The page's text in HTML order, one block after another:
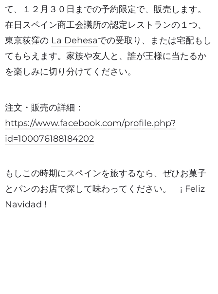
て、１２月３０日までの予約限定で、販売します。
在日スペイン商工会議所の認定レストランの１つ、
東京荻窪の La Dehesaでの受取り、または宅配もし
てもらえます。家族や友人と、誰が王様に当たるか
を楽しみに切り分けてください。
注文・販売の詳細：
https://www.facebook.com/profile.php?
id=100076188184202
もしこの時期にスペインを旅するなら、ぜひお菓子
とパンのお店で探して味わってください。 ¡ Feliz
Navidad !